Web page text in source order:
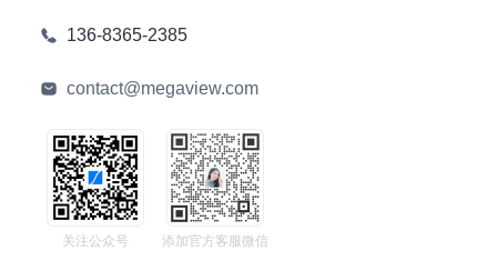
136-8365-2385
contact@megaview.com
关注公众号 添加官方客服微信